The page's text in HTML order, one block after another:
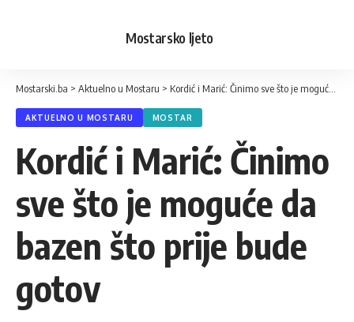
Mostarsko ljeto
Mostarski.ba > Aktuelno u Mostaru > Kordić i Marić: Činimo sve što je moguće da bazen što prije bude gotov
AKTUELNO U MOSTARU MOSTAR
Kordić i Marić: Činimo
sve što je moguće da
bazen što prije bude
gotov